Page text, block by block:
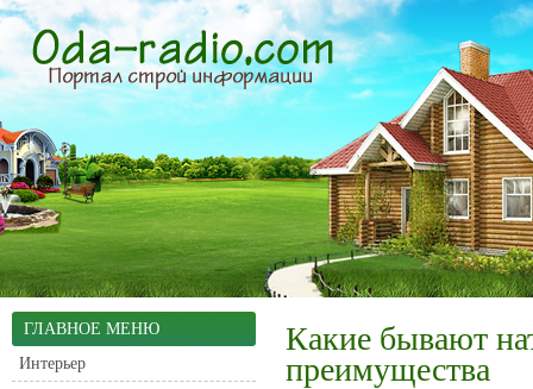
ГЛАВНОЕ МЕНЮ
Интерьер
Какие бывают
преимущества